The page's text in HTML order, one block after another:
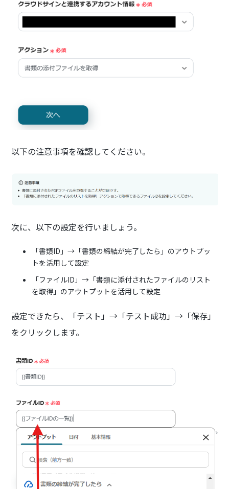
以下の注意事項を確認してください。
次に、以下の設定を行いましょう。
「書類ID」→「書類の締結が完了したら」のアウトプッ
トを活用して設定
「ファイルID」→「書類に添付されたファイルのリスト
を取得」のアウトプットを活用して設定
設定できたら、「テスト」→「テスト成功」→「保存」
をクリックします。